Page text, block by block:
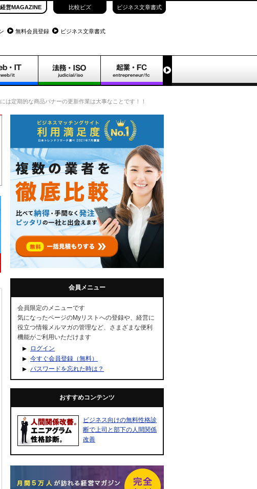
経営MAGAZINE 比較ビズ ビジネス文章書式
無料会員登録 ビジネス文章書式
は定期的な商品バナーの更新作業は大事なことです！！
会員メニュー
会員限定のメニューです
気になったページのMyリストへの登録や、経営に
役立つ情報メルマガの管理など、さまざまな便利
機能がご利用いただけます
ログイン
今すぐ会員登録（無料）
パスワードを忘れた時は？
おすすめコンテンツ
ビジネス向けの無料性格診
断で上司と部下の人間関係
改善